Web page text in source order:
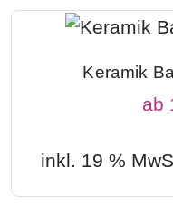
Keramik
ab
inkl. 19 %